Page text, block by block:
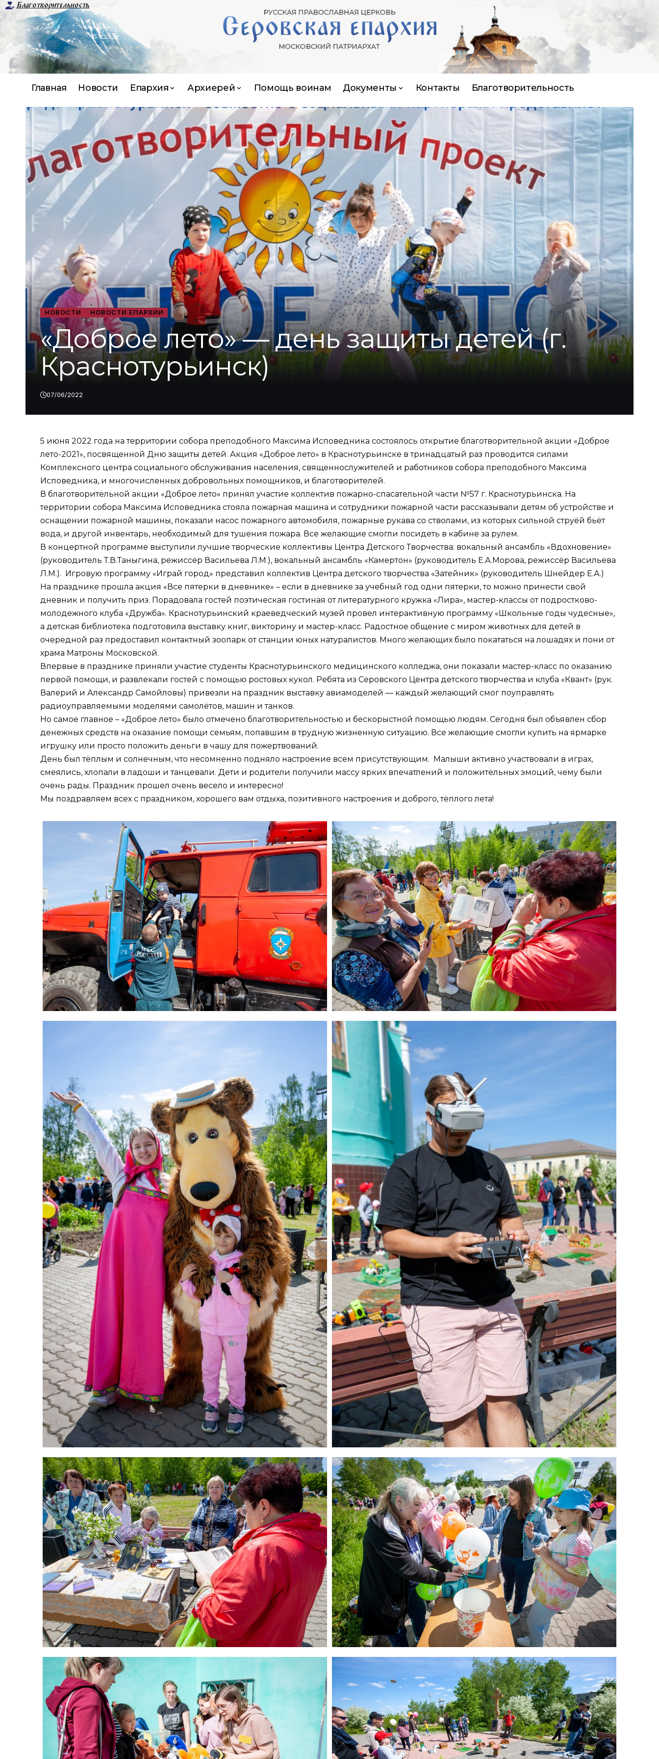
Благотворительность
Главная Новости Епархия Архиерей Помощь воинам Документы Контакты Благотворительность
НОВОСТИ НОВОСТИ ЕПАРХИИ
«Доброе лето» — день защиты детей (г.
Краснотурьинск)
07/06/2022
5 июня 2022 года на территории собора преподобного Максима Исповедника состоялось открытие благотворительной акции «Доброе
лето-2021», посвященной Дню защиты детей. Акция «Доброе лето» в Краснотурьинске в тринадцатый раз проводится силами
Комплексного центра социального обслуживания населения, священнослужителей и работников собора преподобного Максима
Исповедника, и многочисленных добровольных помощников, и благотворителей.
В благотворительной акции «Доброе лето» принял участие коллектив пожарно-спасательной части №57 г. Краснотурьинска. На
территории собора Максима Исповедника стояла пожарная машина и сотрудники пожарной части рассказывали детям об устройстве и
оснащении пожарной машины, показали насос пожарного автомобиля, пожарные рукава со стволами, из которых сильной струёй бьёт
вода, и другой инвентарь, необходимый для тушения пожара. Все желающие смогли посидеть в кабине за рулем.
В концертной программе выступили лучшие творческие коллективы Центра Детского Творчества: вокальный ансамбль «Вдохновение»
(руководитель Т.В.Таныгина, режиссёр Васильева Л.М.), вокальный ансамбль «Камертон» (руководитель Е.А.Морова, режиссёр Васильева
Л.М.). Игровую программу «Играй город» представил коллектив Центра детского творчества «Затейник» (руководитель Шнейдер Е.А.)
На празднике прошла акция «Все пятерки в дневнике» – если в дневнике за учебный год одни пятерки, то можно принести свой
дневник и получить приз. Порадовала гостей поэтическая гостиная от литературного кружка «Лира», мастер-классы от подростково-
молодежного клуба «Дружба». Краснотурьинский краеведческий музей провел интерактивную программу «Школьные годы чудесные»,
а детская библиотека подготовила выставку книг, викторину и мастер-класс. Радостное общение с миром животных для детей в
очередной раз предоставил контактный зоопарк от станции юных натуралистов. Много желающих было покататься на лошадях и пони от
храма Матроны Московской.
Впервые в празднике приняли участие студенты Краснотурьинского медицинского колледжа, они показали мастер-класс по оказанию
первой помощи, и развлекали гостей с помощью ростовых кукол. Ребята из Серовского Центра детского творчества и клуба «Квант» (рук.
Валерий и Александр Самойловы) привезли на праздник выставку авиамоделей — каждый желающий смог поуправлять
радиоуправляемыми моделями самолётов, машин и танков.
Но самое главное – «Доброе лето» было отмечено благотворительностью и бескорыстной помощью людям. Сегодня был объявлен сбор
денежных средств на оказание помощи семьям, попавшим в трудную жизненную ситуацию. Все желающие смогли купить на ярмарке
игрушку или просто положить деньги в чашу для пожертвований.
День был тёплым и солнечным, что несомненно подняло настроение всем присутствующим. Малыши активно участвовали в играх,
смеялись, хлопали в ладоши и танцевали. Дети и родители получили массу ярких впечатлений и положительных эмоций, чему были
очень рады. Праздник прошел очень весело и интересно!
Мы поздравляем всех с праздником, хорошего вам отдыха, позитивного настроения и доброго, тёплого лета!